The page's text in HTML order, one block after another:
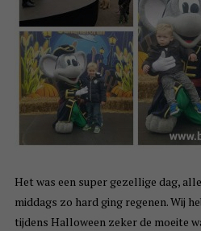
Het was een super gezellige dag,
middags zo hard ging regenen. Wij
tijdens Halloween zeker de moeite